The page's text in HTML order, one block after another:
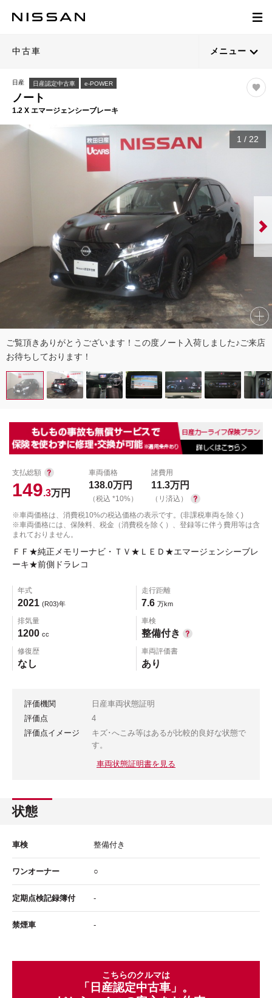
中古車 メニュー
日産 日産認定中古車 e-POWER
ノート
1.2 X エマージェンシーブレーキ
1 / 22
ご覧頂きありがとうございます！この度ノート入荷しました♪ご来店
お待ちしております！
支払総額
149.3万円
車両価格
138.0万円
（税込 *10%）
諸費用
11.3万円
（リ済込）
※車両価格は、消費税10%の税込価格の表示です。(非課税車両を除く)
※車両価格には、保険料、税金（消費税を除く）、登録等に伴う費用等は含
まれておりません。
ＦＦ★純正メモリーナビ・ＴＶ★ＬＥＤ★エマージェンシーブレ
ーキ★前側ドラレコ
年式
2021 (R03)年
走行距離
7.6 万km
排気量
1200 cc
車検
整備付き
修復歴
なし
車両評価書
あり
評価機関
日産車両状態証明
評価点
4
評価点イメージ
キズ･へこみ等はあるが比較的良好な状態で
す。
車両状態証明書を見る
状態
車検 整備付き
ワンオーナー ○
定期点検記録簿付 -
禁煙車 -
こちらのクルマは
「日産認定中古車」。